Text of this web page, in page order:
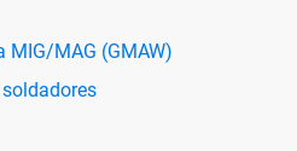
MIG/MAG (GMAW)